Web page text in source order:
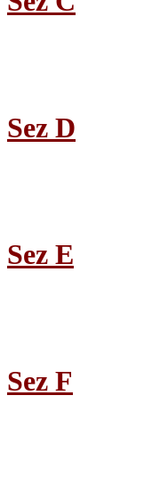
Sez D
Sez E
Sez F